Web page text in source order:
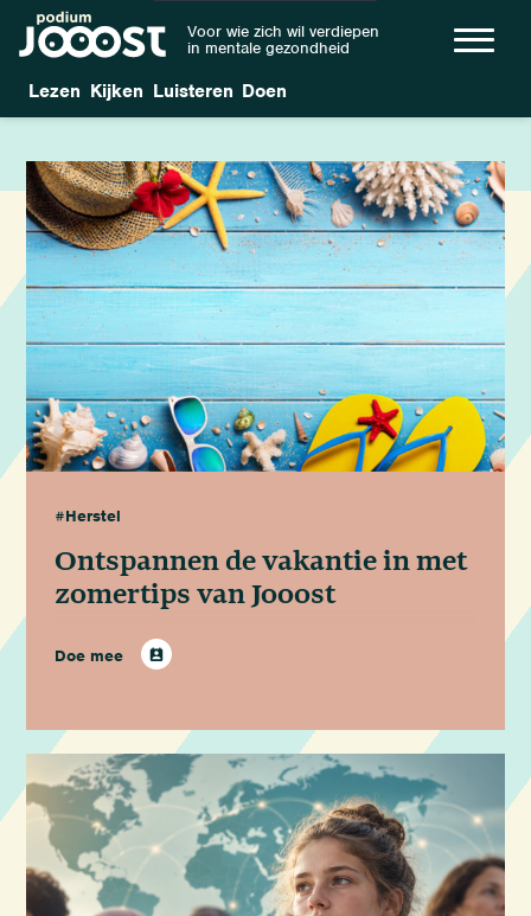
Voor wie zich wil verdiepen
in mentale gezondheid
Lezen Kijken Luisteren Doen
#Herstel
Ontspannen de vakantie in met
zomertips van Jooost
Doe mee